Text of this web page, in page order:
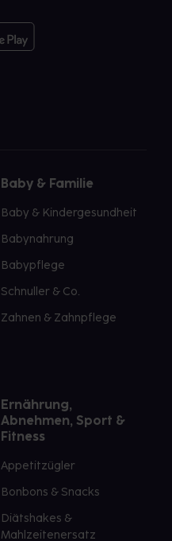
Baby & Familie
Baby & Kindergesundheit
Babynahrung
Babypflege
Schnuller & Co.
Zahnen & Zahnpflege
Ernährung,
Abnehmen, Sport &
Fitness
Appetitzügler
Bonbons & Snacks
Diätshakes &
Mahlzeitenersatz